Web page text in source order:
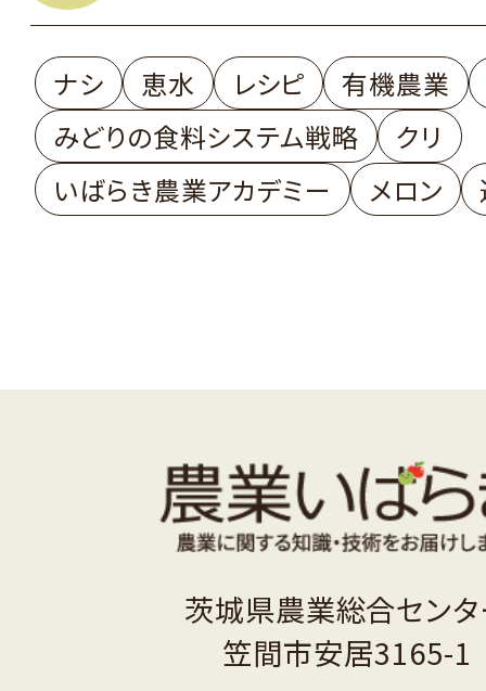
ナシ 恵水 レシピ
有機農業
みどりの食料システム戦略
クリ
いばらき農業アカデミー
メロン
茨城県農業総合セン
笠間市安居3165-1